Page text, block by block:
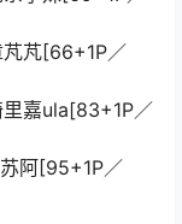
芃[66+1P／
嘉ula[83+1P／
阿[95+1P／